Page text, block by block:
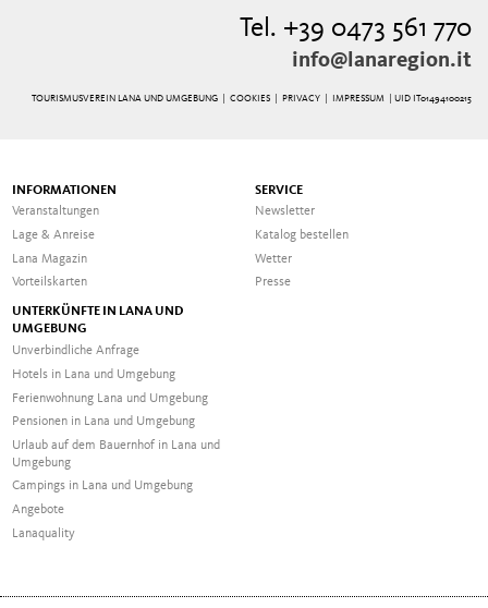
Tel. +39 0473 561 770
info@lanaregion.it
TOURISMUSVEREIN LANA UND UMGEBUNG | COOKIES| PRIVACY| IMPRESSUM | UID IT01494100215
INFORMATIONEN
Veranstaltungen
Lage & Anreise
Lana Magazin
Vorteilskarten
SERVICE
Newsletter
Katalog bestellen
Wetter
Presse
UNTERKÜNFTE IN LANA UND
UMGEBUNG
Unverbindliche Anfrage
Hotels in Lana und Umgebung
Ferienwohnung Lana und Umgebung
Pensionen in Lana und Umgebung
Urlaub auf dem Bauernhof in Lana und
Umgebung
Campings in Lana und Umgebung
Angebote
Lanaquality